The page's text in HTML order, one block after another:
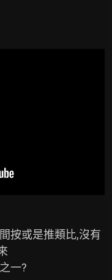
按或是推類比,沒有
一?